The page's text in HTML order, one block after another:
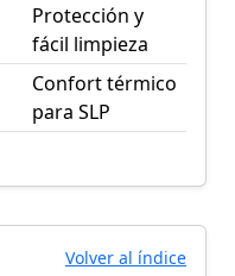
Protección y
fácil limpieza
Confort térmico
para SLP
Volver al índice